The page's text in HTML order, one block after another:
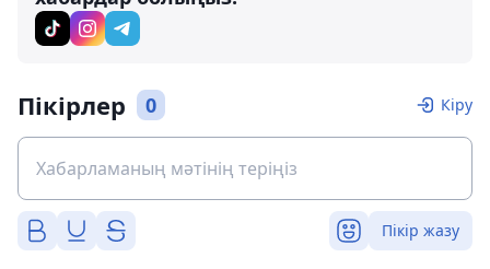
Пікірлер 0 Кіру
Пікір жазу